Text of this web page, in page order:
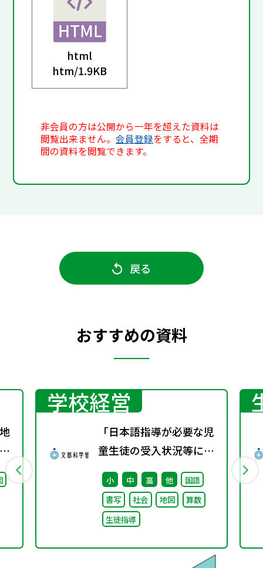
html
htm/1.9KB
非会員の方は公開から一年を超えた資料は
閲覧出来ません。会員登録をすると、全期
間の資料を閲覧できます。
戻る
おすすめの資料
学校経営
「日本語指導が必要な児
童生徒の受入状況等に関
する調査（令和5年
度）」の結果について
小 中 高 他
国語
書写
社会 地図
算数
生徒指導